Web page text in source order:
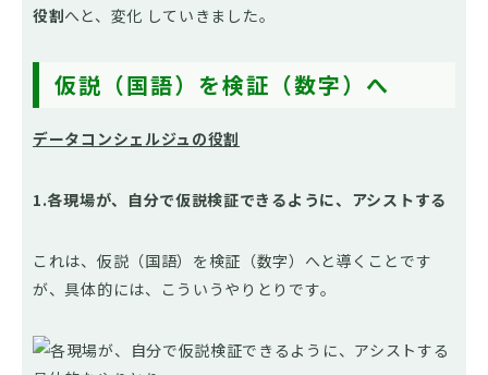
役割へと、変化 していきました。
仮説（国語）を検証（数字）へ
データコンシェルジュの役割
1.各現場が、自分で仮説検証できるように、アシストする
これは、仮説（国語）を検証（数字）へと導くことです
が、具体的には、こういうやりとりです。